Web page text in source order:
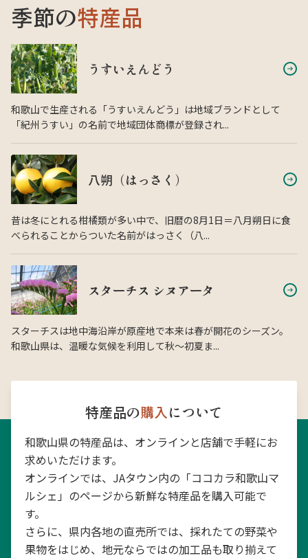
季節の特産品
うすいえんどう
和歌山で生産される「うすいえんどう」は地域ブランドとして
「紀州うすい」の名前で地域団体商標が登録され...
八朔（はっさく）
昔は冬にとれる柑橘類が多い中で、旧暦の8月1日＝八月朔日に食
べられることからついた名前がはっさく（八...
スターチス シヌアータ
スターチスは地中海沿岸が原産地で本来は春が開花のシーズン。
和歌山県は、温暖な気候を利用して秋〜初夏ま...
特産品の購入について
和歌山県の特産品は、オンラインと店舗で手軽にお
求めいただけます。
オンラインでは、JAタウン内の「ココカラ和歌山マ
ルシェ」のページから新鮮な特産品を購入可能で
す。
さらに、県内各地の直売所では、採れたての野菜や
果物をはじめ、地元ならではの加工品も取り揃えて